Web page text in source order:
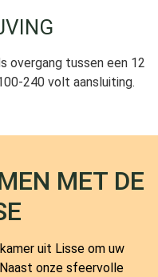
overgang tussen een 12
240 volt aansluiting.
MET DE
uit Lisse om uw
onze sfeervolle